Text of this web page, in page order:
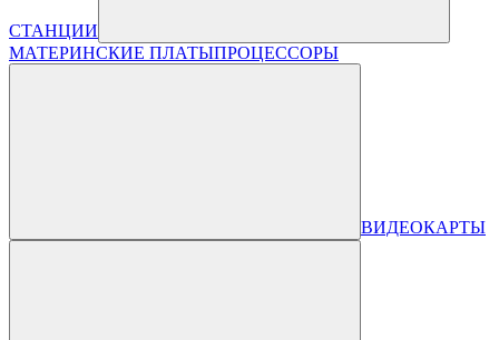
СТАНЦИИ
МАТЕРИНСКИЕ ПЛАТЫПРОЦЕССОРЫ
ВИДЕОКАРТЫ